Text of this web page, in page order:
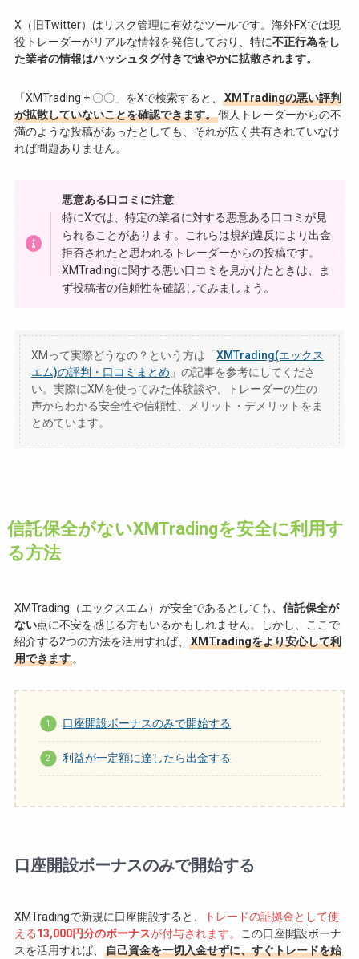
X（旧Twitter）はリスク管理に有効なツールです。海外FXでは現
役トレーダーがリアルな情報を発信しており、特に不正行為をし
た業者の情報はハッシュタグ付きで速やかに拡散されます。
「XMTrading + 〇〇」をXで検索すると、
XMTradingの悪い評判
が拡散していないことを確認できます。個人トレーダーからの不
満のような投稿があったとしても、それが広く共有されていなけ
れば問題ありません。
悪意ある口コミに注意
特にXでは、特定の業者に対する悪意ある口コミが見
られることがあります。これらは規約違反により出金
拒否されたと思われるトレーダーからの投稿です。
XMTradingに関する悪い口コミを見かけたときは、ま
ず投稿者の信頼性を確認してみましょう。
XMって実際どうなの？という方は「 XMTrading(エックス
エム)の評判・口コミまとめ 」の記事を参考にしてくださ
い。実際にXMを使ってみた体験談や、トレーダーの生の
声からわかる安全性や信頼性、メリット・デメリットをま
とめています。
信託保全がないXMTradingを安全に利用す
る方法
XMTrading（エックスエム）が安全であるとしても、 信託保全が
ない点に不安を感じる方もいるかもしれません。しかし、ここで
紹介する2つの方法を活用すれば、
XMTradingをより安心して利
用できます。
口座開設ボーナスのみで開始する
利益が一定額に達したら出金する
口座開設ボーナスのみで開始する
XMTradingで新規に口座開設すると、
トレードの証拠金として使
える13,000円分のボーナスが付与されます。
この口座開設ボーナ
スを活用すれば、
自己資金を一切入金せずに、すぐトレードを始